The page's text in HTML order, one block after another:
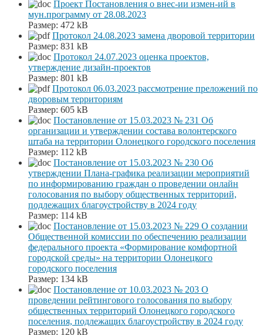
Проект Постановления о внес-ии измен-ий в
мун.программу от 28.08.2023
Размер: 472 kB
Протокол 24.08.2023 замена дворовой территории
Размер: 831 kB
Протокол 24.07.2023 оценка проектов,
утверждение дизайн-проектов
Размер: 801 kB
Протокол 06.03.2023 рассмотрение преложений по
дворовым территориям
Размер: 605 kB
Постановление от 15.03.2023 № 231 Об
организации и утверждении состава волонтерского
штаба на территории Олонецкого городского поселения
Размер: 112 kB
Постановление от 15.03.2023 № 230 Об
утверждении Плана-графика реализации мероприятий
по информированию граждан о проведении онлайн
голосования по выбору общественных территорий,
подлежащих благоустройству в 2024 году
Размер: 114 kB
Постановление от 15.03.2023 № 229 О создании
Общественной комиссии по обеспечению реализации
федерального проекта «Формирование комфортной
городской среды» на территории Олонецкого
городского поселения
Размер: 134 kB
Постановление от 10.03.2023 № 203 О
проведении рейтингового голосования по выбору
общественных территорий Олонецкого городского
поселения, подлежащих благоустройству в 2024 году
Размер: 120 kB